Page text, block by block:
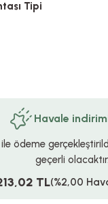
Tipi
Havale
ödeme
geçerli olacaktır.
TL(%2,00